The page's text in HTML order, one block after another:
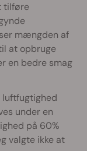
tilføre
mængden af
at opbruge
en bedre smag
luftfugtighed
under en
på 60%
valgte ikke at